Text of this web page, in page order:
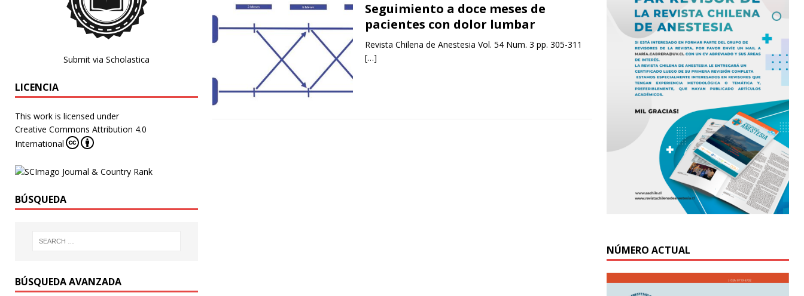
Seguimiento a doce meses de
pacientes con dolor lumbar
Revista Chilena de Anestesia Vol. 54 Num. 3 pp. 305-311
[…]
Submit via Scholastica
LICENCIA
This work is licensed under
Creative Commons Attribution 4.0
International
BÚSQUEDA
BÚSQUEDA AVANZADA
NÚMERO ACTUAL